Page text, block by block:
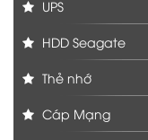
UPS
HDD Seagate
Thẻ nhớ
Cáp Mạng